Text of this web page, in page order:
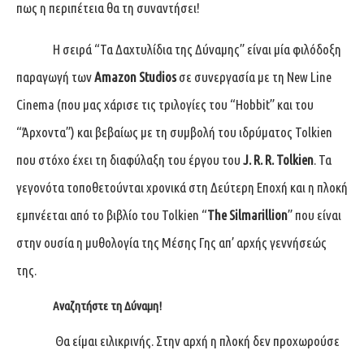
πως η περιπέτεια θα τη συναντήσει!
Η σειρά “Τα Δαχτυλίδια της Δύναμης” είναι μία φιλόδοξη
παραγωγή τωνAmazon Studiosσε συνεργασία με τη New Line
Cinema (που μας χάρισε τις τριλογίες του “Hobbit” και του
“Άρχοντα”) και βεβαίως με τη συμβολή του ιδρύματος Tolkien
που στόχο έχει τη διαφύλαξη του έργου του J. R. R. Tolkien. Τα
γεγονότα τοποθετούνται χρονικά στη Δεύτερη Εποχή και η πλοκή
εμπνέεται από το βιβλίο του Tolkien “The Silmarillion” που είναι
στην ουσία η μυθολογία της Μέσης Γης απ’ αρχής γεννήσεώς
της.
Αναζητήστε τη Δύναμη!
Θα είμαι ειλικρινής. Στην αρχή η πλοκή δεν προχωρούσε